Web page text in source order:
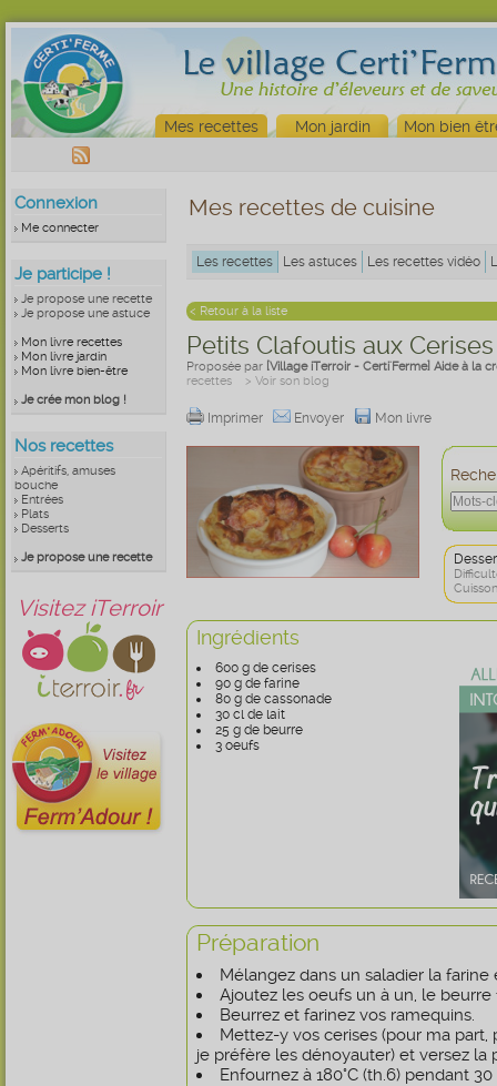
Mes recettes Mon jardin Mon bien
Connexion
Me connecter
Je participe !
Je propose une recette
Je propose une astuce
Mon livre recettes
Mon livre jardin
Mon livre bien-être
Je crée mon blog !
Nos recettes
Apéritifs, amuses
bouche
Entrées
Plats
Desserts
Je propose une recette
Visitez iTerroir
Mes recettes de cuisine
Les recettes Les astuces Les recettes vidéo
< Retour à la liste
Petits Clafoutis aux Cerises
Proposée par [Village iTerroir - Certi'Ferme] Aide à la
recettes
> Voir son blog
Imprimer Envoyer Mon livre
Ingrédients
600 g de cerises
90 g de farine
80 g de cassonade
30 cl de lait
25 g de beurre
3 oeufs
Préparation
Mélangez dans un saladier la farine
Ajoutez les oeufs un à un, le
Beurrez et farinez vos ramequins.
Mettez-y vos cerises (pour ma
je préfère les dénoyauter) et versez la
Enfournez à 180°C (th.6) pendant